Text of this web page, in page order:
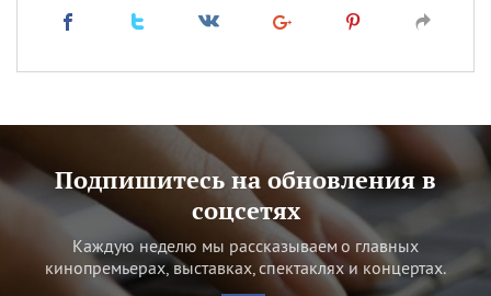
Подпишитесь на обновления в
соцсетях
Каждую неделю мы рассказываем о главных
кинопремьерах, выставках, спектаклях и концертах.